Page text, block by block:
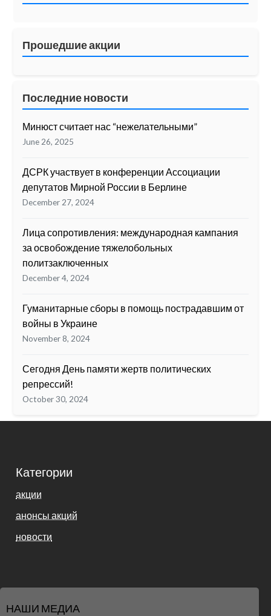
Прошедшие акции
Последние новости
Минюст считает нас “нежелательными”
June 26, 2025
ДСРК участвует в конференции Ассоциации
депутатов Мирной России в Берлине
December 27, 2024
Лица сопротивления: международная кампания
за освобождение тяжелобольных
политзаключенных
December 4, 2024
Гуманитарные сборы в помощь пострадавшим от
войны в Украине
November 8, 2024
Сегодня День памяти жертв политических
репрессий!
October 30, 2024
Категории
акции
анонсы акций
новости
НАШИ МЕДИА